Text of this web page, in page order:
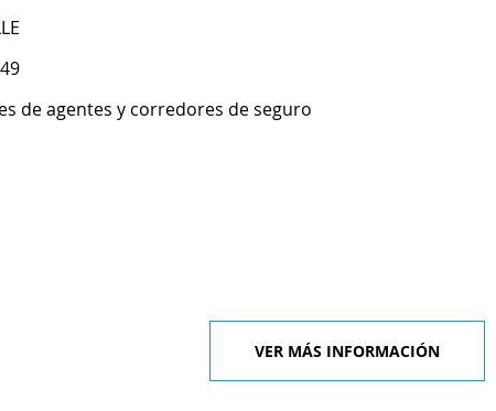
de agentes y corredores de seguro
VER MÁS INFORMACIÓN